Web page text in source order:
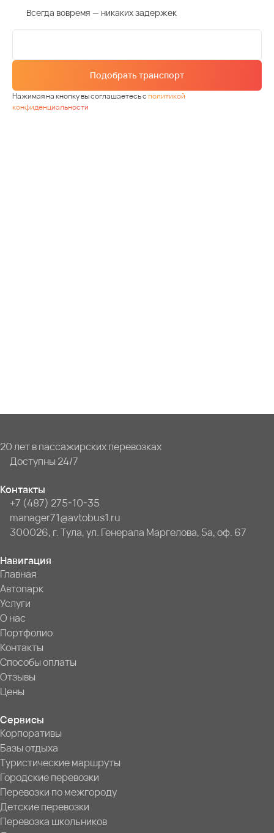
Всегда вовремя — никаких задержек
Подобрать транспорт
Нажимая на кнопку вы соглашаетесь сполитикой
конфиденциальности
20 лет в пассажирских перевозках
Доступны 24/7
Контакты
+7 (487) 275-10-35
manager71@avtobus1.ru
300026, г. Тула, ул. Генерала Маргелова, 5а, оф. 67
Навигация
Главная
Автопарк
Услуги
О нас
Портфолио
Контакты
Способы оплаты
Отзывы
Цены
Сервисы
Корпоративы
Базы отдыха
Туристические маршруты
Городские перевозки
Перевозки по межгороду
Детские перевозки
Перевозка школьников